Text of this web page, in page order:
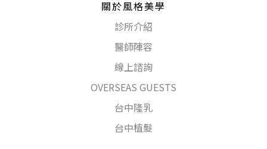
關於風格美學
診所介紹
醫師陣容
線上諮詢
OVERSEAS GUESTS
台中隆乳
台中植髮